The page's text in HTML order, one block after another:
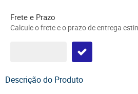
Frete e Prazo
Calcule o frete e o prazo de entrega
Descrição do Produto